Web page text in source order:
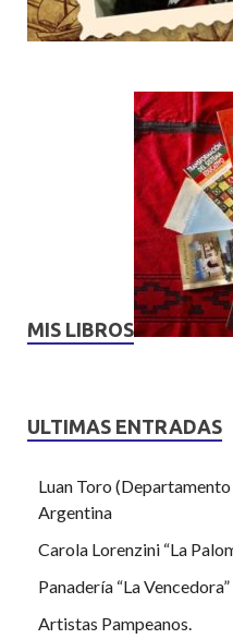
MIS LIBROS
ULTIMAS ENTRADAS
Luan Toro (Departamento
Argentina
Carola Lorenzini “La
Panadería “La
Artistas Pampeanos.